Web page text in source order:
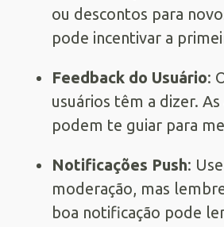
ou descontos para
pode incentivar a
Feedback do Usuário:
usuários têm a dizer. As
podem te guiar para
Notificações Push:
moderação, mas
boa notificação pode